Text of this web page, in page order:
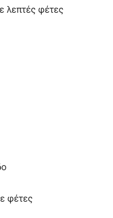
λεπτές φέτες
φέτες